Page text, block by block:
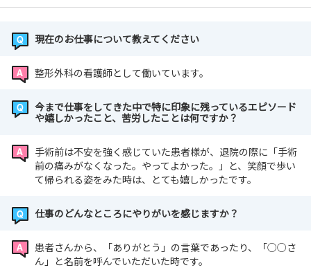
現在のお仕事について教えてください
整形外科の看護師として働いています。
今まで仕事をしてきた中で特に印象に残っているエピソード
や嬉しかったこと、苦労したことは何ですか？
手術前は不安を強く感じていた患者様が、退院の際に「手術
前の痛みがなくなった。やってよかった。」と、笑顔で歩い
て帰られる姿をみた時は、とても嬉しかったです。
仕事のどんなところにやりがいを感じますか？
患者さんから、「ありがとう」の言葉であったり、「○○さ
ん」と名前を呼んでいただいた時です。